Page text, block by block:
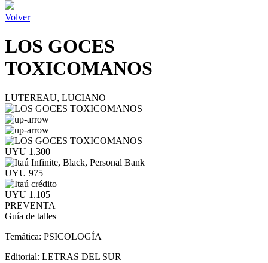
Volver
LOS GOCES
TOXICOMANOS
LUTEREAU, LUCIANO
UYU 1.300
UYU 975
UYU 1.105
PREVENTA
Guía de talles
Temática: PSICOLOGÍA
Editorial: LETRAS DEL SUR